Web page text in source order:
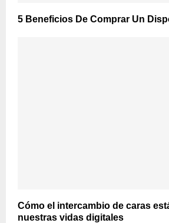
5 Beneficios De Comprar Un
Cómo el intercambio de caras
nuestras vidas digitales